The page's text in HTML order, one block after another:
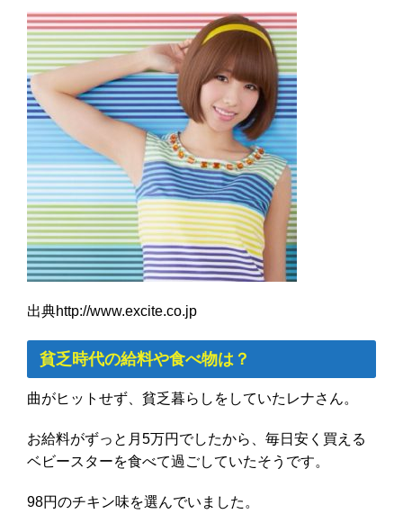
出典http://www.excite.co.jp
貧乏時代の給料や食べ物は？
曲がヒットせず、貧乏暮らしをしていたレナさん。
お給料がずっと月5万円でしたから、毎日安く買える
ベビースターを食べて過ごしていたそうです。
98円のチキン味を選んでいました。